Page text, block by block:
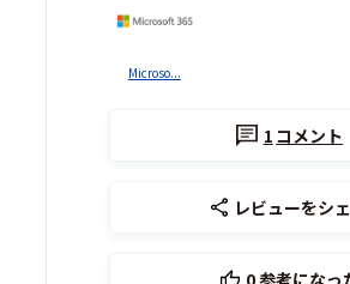
Microso...
1 コメント
レビューをシ